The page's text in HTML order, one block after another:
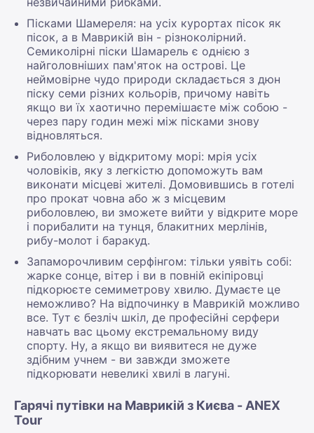
Пісками Шамереля: на усіх курортах пісок як
пісок, а в Маврикій він - різноколірний.
Семиколірні піски Шамарель є однією з
найголовніших пам'яток на острові. Це
неймовірне чудо природи складається з дюн
піску семи різних кольорів, причому навіть
якщо ви їх хаотично перемішаєте між собою -
через пару годин межі між пісками знову
відновляться.
Риболовлею у відкритому морі: мрія усіх
чоловіків, яку з легкістю допоможуть вам
виконати місцеві жителі. Домовившись в готелі
про прокат човна або ж з місцевим
риболовлею, ви зможете вийти у відкрите море
і порибалити на тунця, блакитних мерлінів,
рибу-молот і баракуд.
Запаморочливим серфінгом: тільки уявіть собі:
жарке сонце, вітер і ви в повній екіпіровці
підкорюєте семиметрову хвилю. Думаєте це
неможливо? На відпочинку в Маврикій можливо
все. Тут є безліч шкіл, де професійні серфери
навчать вас цьому екстремальному виду
спорту. Ну, а якщо ви виявитеся не дуже
здібним учнем - ви завжди зможете
підкорювати невеликі хвилі в лагуні.
Гарячі путівки на Маврикій з Києва - ANEX
Tour